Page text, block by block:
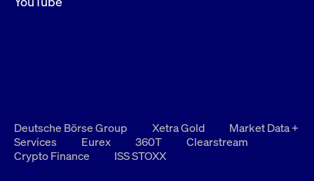
Deutsche Börse Group Xetra Gold
Market Data +
Services
Eurex 360T
Clearstream
Crypto Finance
ISS STOXX